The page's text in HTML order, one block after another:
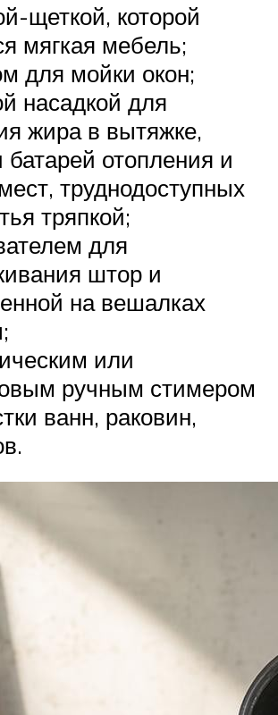
щеткой, которой
мягкая мебель;
для мойки окон;
насадкой для
жира в вытяжке,
батарей отопления и
труднодоступных
тряпкой;
для
штор и
на вешалках
или
ручным стимером
ванн, раковин,